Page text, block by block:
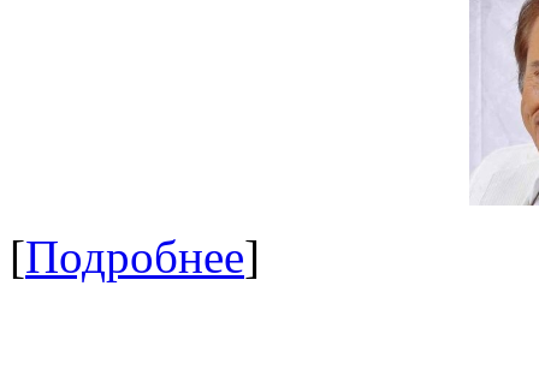
[Подробнее]